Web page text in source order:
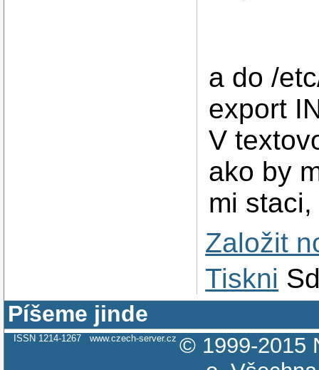
a do /
export
V
ako by
mi
Založit
Tiskni
Píšeme jinde
ISSN 1214-1267 www.czech-server.cz © 1999-2015